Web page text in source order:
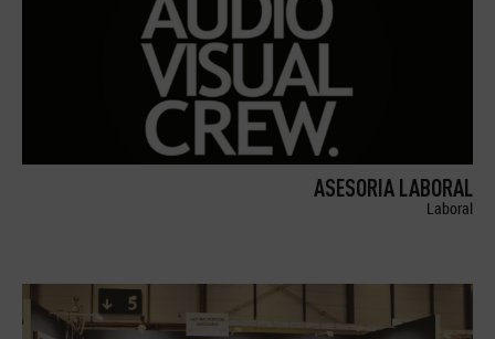
ASESORIA LABORAL
Laboral